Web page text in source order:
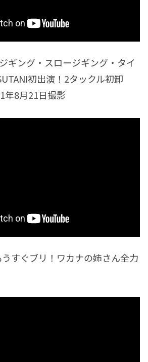
ギング・スロージギング・タイ
初出演！2タックル初卸
8月21日撮影
うすぐブリ！ワカナの姉さん全力